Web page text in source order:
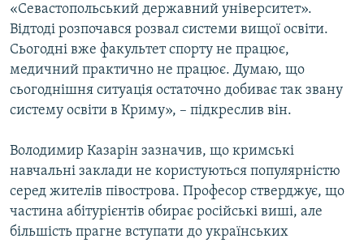
«Севастопольський державний університет».
Відтоді розпочався розвал системи вищої освіти.
Сьогодні вже факультет спорту не працює,
медичний практично не працює. Думаю, що
сьогоднішня ситуація остаточно добиває так звану
систему освіти в Криму», – підкреслив він.
Володимир Казарін зазначив, що кримські
навчальні заклади не користуються популярністю
серед жителів півострова. Професор стверджує, що
частина абітурієнтів обирає російські виші, але
більшість прагне вступати до українських